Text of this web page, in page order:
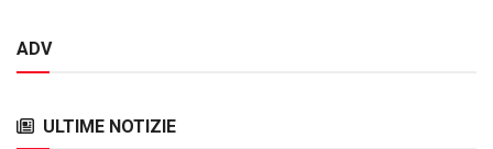
ADV
ULTIME NOTIZIE